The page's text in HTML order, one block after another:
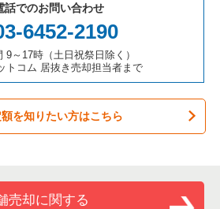
抜き売却物件の案件一覧
クの居抜き売却物件の案件一覧
案件一覧
の居抜き売却物件の案件一覧
売却物件の案件一覧
き売却物件の案件一覧
居抜き売却物件の案件一覧
売却物件の案件一覧
き売却物件の案件一覧
抜き売却物件の案件一覧
売却物件の案件一覧
居抜き売却物件の案件一覧
デリの居抜き売却物件の案件一覧
却物件の案件一覧
物件の案件一覧
グバーの居抜き売却物件の案件一覧
物件の案件一覧
却物件の案件一覧
話でのお問い合わせ
6452-2190
～17時（土日祝祭日除く）
トコム 居抜き売却担当者まで
を知りたい方はこちら
売却に関する